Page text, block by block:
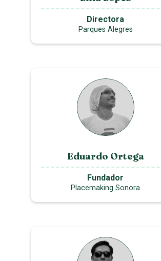
Directora
Parques Alegres
Eduardo Ortega
Fundador
Placemaking Sonora